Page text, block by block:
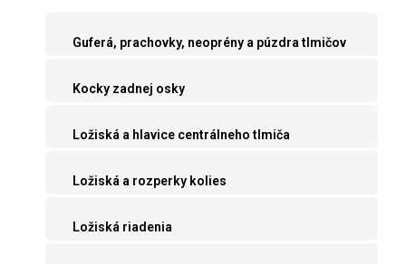
Guferá, prachovky, neoprény a púzdra tlmičov
Kocky zadnej osky
Ložiská a hlavice centrálneho tlmiča
Ložiská a rozperky kolies
Ložiská riadenia